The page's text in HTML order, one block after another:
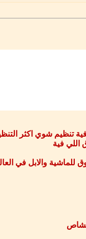
تنظيم شوي اكثر
اللي فية
للماشية والابل في